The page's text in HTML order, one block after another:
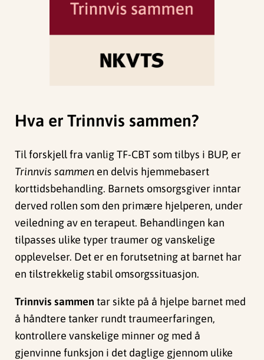
Hva er Trinnvis sammen?
Til forskjell fra vanlig TF-CBT som tilbys i BUP, er
Trinnvis sammen en delvis hjemmebasert
korttidsbehandling. Barnets omsorgsgiver inntar
derved rollen som den primære hjelperen, under
veiledning av en terapeut. Behandlingen kan
tilpasses ulike typer traumer og vanskelige
opplevelser. Det er en forutsetning at barnet har
en tilstrekkelig stabil omsorgssituasjon.
Trinnvis sammen tar sikte på å hjelpe barnet med
å håndtere tanker rundt traumeerfaringen,
kontrollere vanskelige minner og med å
gjenvinne funksjon i det daglige gjennom ulike